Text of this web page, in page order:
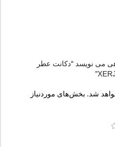
می نویسد “دکانت عطر
شد. بخش‌های موردنیاز